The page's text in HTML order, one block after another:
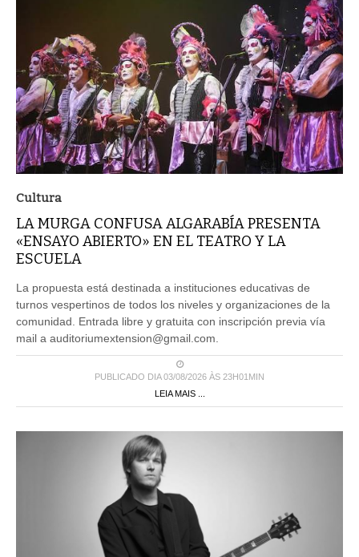
Cultura
LA MURGA CONFUSA ALGARABÍA PRESENTA
«ENSAYO ABIERTO» EN EL TEATRO Y LA
ESCUELA
La propuesta está destinada a instituciones educativas de
turnos vespertinos de todos los niveles y organizaciones de la
comunidad. Entrada libre y gratuita con inscripción previa vía
mail a auditoriumextension@gmail.com.
PUBLICADO DIA 03/08/2026 ÀS 23H01MIN
LEIA MAIS ...